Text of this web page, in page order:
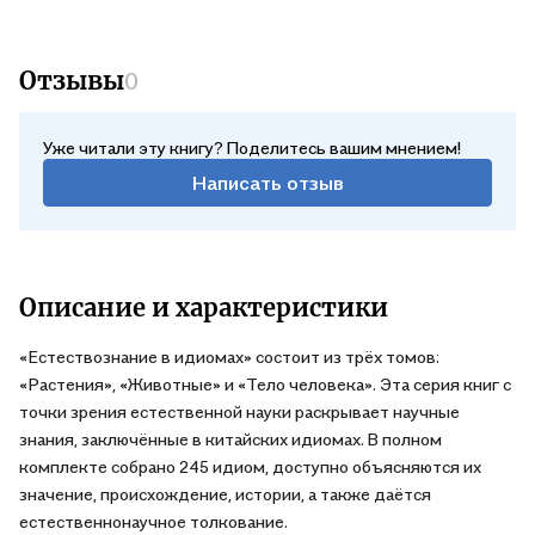
Отзывы0
Уже читали эту книгу? Поделитесь вашим мнением!
Написать отзыв
Описание и характеристики
«Естествознание в идиомах» состоит из трёх томов:
«Растения», «Животные» и «Тело человека». Эта серия книг с
точки зрения естественной науки раскрывает научные
знания, заключённые в китайских идиомах. В полном
комплекте собрано 245 идиом, доступно объясняются их
значение, происхождение, истории, а также даётся
естественнонаучное толкование.